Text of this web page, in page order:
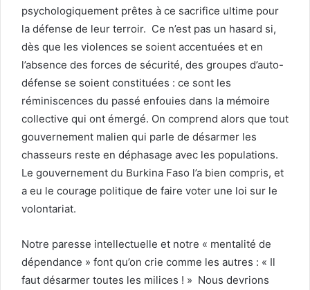
psychologiquement prêtes à ce sacrifice ultime pour
la défense de leur terroir. Ce n’est pas un hasard si,
dès que les violences se soient accentuées et en
l’absence des forces de sécurité, des groupes d’auto-
défense se soient constituées : ce sont les
réminiscences du passé enfouies dans la mémoire
collective qui ont émergé. On comprend alors que tout
gouvernement malien qui parle de désarmer les
chasseurs reste en déphasage avec les populations.
Le gouvernement du Burkina Faso l’a bien compris, et
a eu le courage politique de faire voter une loi sur le
volontariat.
Notre paresse intellectuelle et notre « mentalité de
dépendance » font qu’on crie comme les autres : « Il
faut désarmer toutes les milices ! » Nous devrions